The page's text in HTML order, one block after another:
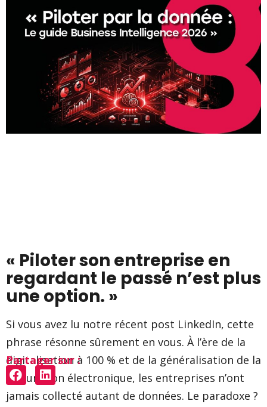
Partager sur :
« Piloter son entreprise en
regardant le passé n’est plus
une option. »
Si vous avez lu notre récent post LinkedIn, cette
phrase résonne sûrement en vous. À l’ère de la
digitalisation à 100 % et de la généralisation de la
facturation électronique, les entreprises n’ont
jamais collecté autant de données. Le paradoxe ?